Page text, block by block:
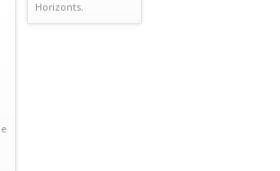
Horizonts.